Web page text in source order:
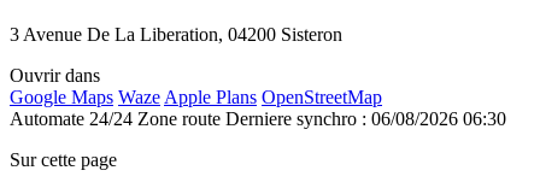
3 Avenue De La Liberation, 04200 Sisteron
Ouvrir dans
Google Maps Waze Apple Plans OpenStreetMap
Automate 24/24 Zone route Derniere synchro : 06/08/2026 06:30
Sur cette page